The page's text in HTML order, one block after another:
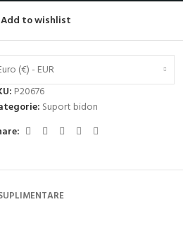
Add to wishlist
(€) - EUR
P20676
Suport bidon